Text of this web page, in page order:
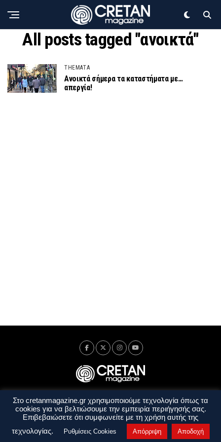
All posts tagged "ανοικτά"
THEMATA
Ανοικτά σήμερα τα καταστήματα με…
απεργία!
Ταυτότητα Πολιτική Απορρήτου
Όροι Χρήσης
Όροι και Προϋποθέσεις
Στο cretanmagazine.gr χρησιμοποιούμε τεχνολογία όπως τα
cookies για να βελτιώσουμε την εμπειρία περιήγησής σας.
Επιβεβαιώσετε ότι συμφωνείτε με τη χρήση αυτής της
τεχνολογίας.
Ρυθμίσεις Cookies Απόρριψη Αποδοχή